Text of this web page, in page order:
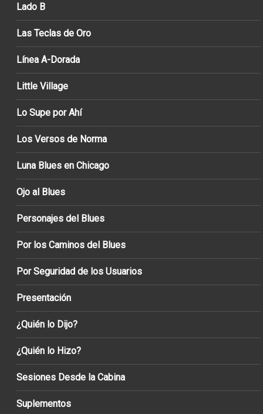
Lado B
Las Teclas de Oro
Línea A-Dorada
Little Village
Lo Supe por Ahí
Los Versos de Norma
Luna Blues en Chicago
Ojo al Blues
Personajes del Blues
Por los Caminos del Blues
Por Seguridad de los Usuarios
Presentación
¿Quién lo Dijo?
¿Quién lo Hizo?
Sesiones Desde la Cabina
Suplementos